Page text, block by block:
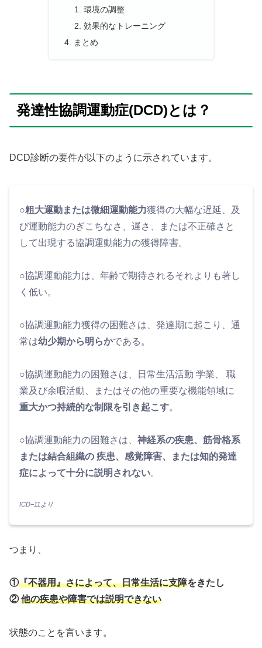
環境の調整
効果的なトレーニング
まとめ
発達性協調運動症(DCD)とは？
DCD診断の要件が以下のように示されています。
○粗大運動または微細運動能力獲得の大幅な遅延、及
び運動能力のぎこちなさ、遅さ、または不正確さと
して出現する協調運動能力の獲得障害。
○協調運動能力は、年齢で期待されるそれよりも著し
く低い。
○協調運動能力獲得の困難さは、発達期に起こり、通
常は幼少期から明らかである。
○協調運動能力の困難さは、日常生活活動 学業、 職
業及び余暇活動、またはその他の重要な機能領域に
重大かつ持続的な制限を引き起こす。
○協調運動能力の困難さは、 神経系の疾患、筋骨格系
または結合組織の 疾患、感覚障害、または知的発達
症によって十分に説明されない。
ICD−11より
つまり、
①『不器用』さによって、日常生活に支障をきたし
②他の疾患や障害では説明できない
状態のことを言います。